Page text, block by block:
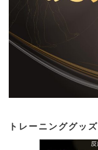
トレーニンググッズ